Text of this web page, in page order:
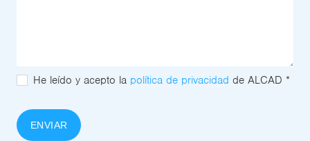
He leído y acepto la política de privacidad de ALCAD *
ENVIAR